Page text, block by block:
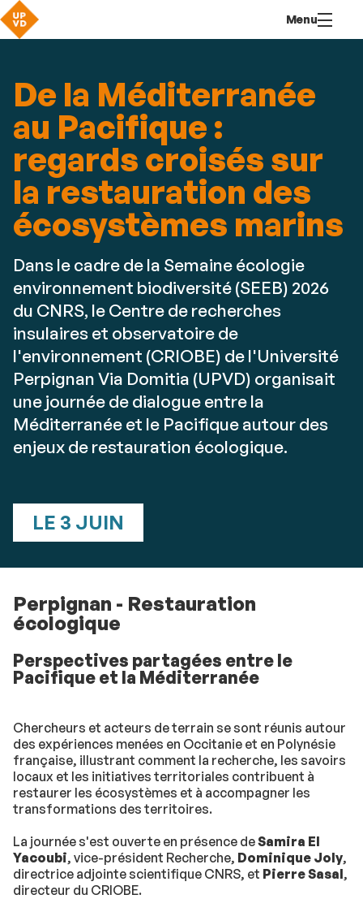
contenu
Menu
De la Méditerranée
au Pacifique :
regards croisés sur
la restauration des
écosystèmes marins
Dans le cadre de la Semaine écologie
environnement biodiversité (SEEB) 2026
du CNRS, le Centre de recherches
insulaires et observatoire de
l'environnement (CRIOBE) de l'Université
Perpignan Via Domitia (UPVD) organisait
une journée de dialogue entre la
Méditerranée et le Pacifique autour des
enjeux de restauration écologique.
LE 3 JUIN
Perpignan - Restauration
écologique
Perspectives partagées entre le
Pacifique et la Méditerranée
Chercheurs et acteurs de terrain se sont réunis autour
des expériences menées en Occitanie et en Polynésie
française, illustrant comment la recherche, les savoirs
locaux et les initiatives territoriales contribuent à
restaurer les écosystèmes et à accompagner les
transformations des territoires.
La journée s'est ouverte en présence deSamira El
Yacoubi, vice-président Recherche, Dominique Joly,
directrice adjointe scientifique CNRS, et Pierre Sasal,
directeur du CRIOBE.